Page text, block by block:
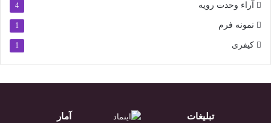
آراء وحدت رویه 4
نمونه فرم 1
کیفری 1
تبلیغات آمار